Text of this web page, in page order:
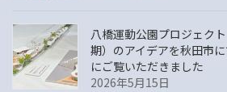
八橋運動公園プロジェク
期）のアイデアを秋田市
にご覧いただきました
2026年5月15日